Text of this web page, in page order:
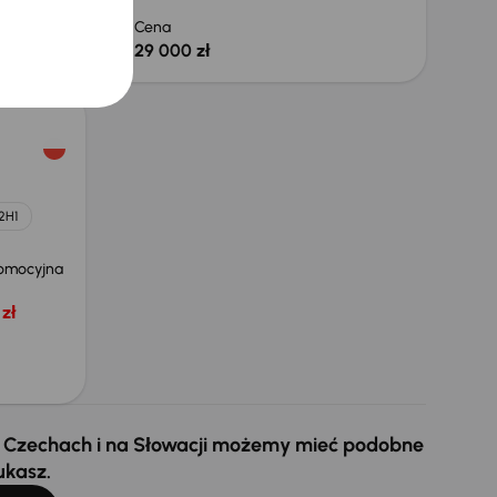
Cena
29 000 zł
i na Słowacji możemy mieć podobne